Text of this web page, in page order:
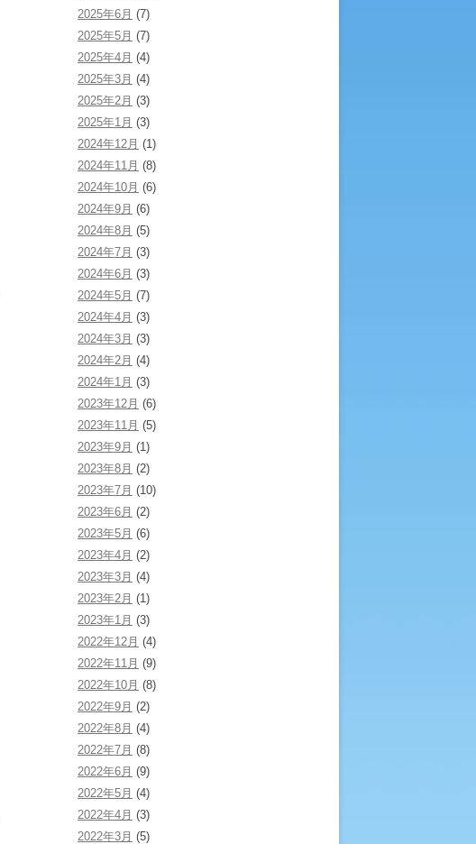
2025年6月 (7)
2025年5月 (7)
2025年4月 (4)
2025年3月 (4)
2025年2月 (3)
2025年1月 (3)
2024年12月 (1)
2024年11月 (8)
2024年10月 (6)
2024年9月 (6)
2024年8月 (5)
2024年7月 (3)
2024年6月 (3)
2024年5月 (7)
2024年4月 (3)
2024年3月 (3)
2024年2月 (4)
2024年1月 (3)
2023年12月 (6)
2023年11月 (5)
2023年9月 (1)
2023年8月 (2)
2023年7月 (10)
2023年6月 (2)
2023年5月 (6)
2023年4月 (2)
2023年3月 (4)
2023年2月 (1)
2023年1月 (3)
2022年12月 (4)
2022年11月 (9)
2022年10月 (8)
2022年9月 (2)
2022年8月 (4)
2022年7月 (8)
2022年6月 (9)
2022年5月 (4)
2022年4月 (3)
2022年3月 (5)